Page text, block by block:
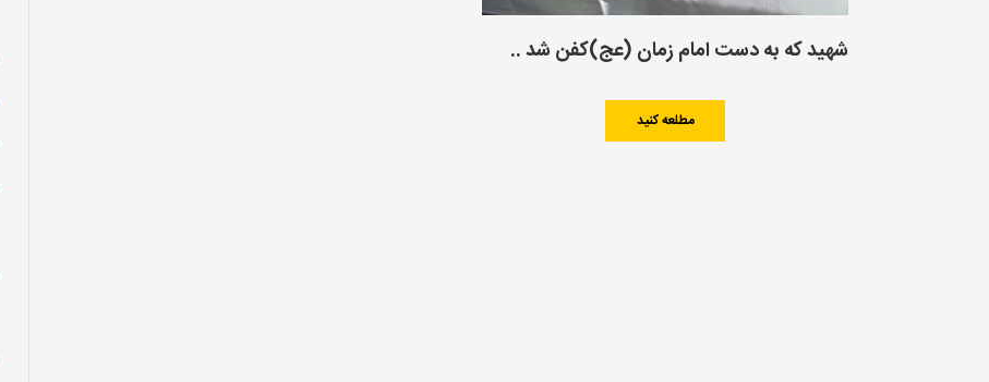
شهید که به دست امام زمان (عج)کفن شد ..
مطلعه کنید